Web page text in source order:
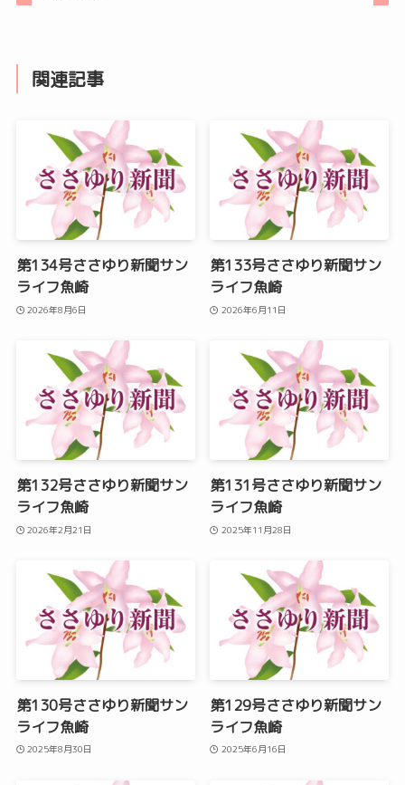
関連記事
第134号ささゆり新聞サン
ライフ魚崎
2026年8月6日
第133号ささゆり新聞サン
ライフ魚崎
2026年6月11日
第132号ささゆり新聞サン
ライフ魚崎
2026年2月21日
第131号ささゆり新聞サン
ライフ魚崎
2025年11月28日
第130号ささゆり新聞サン
ライフ魚崎
2025年8月30日
第129号ささゆり新聞サン
ライフ魚崎
2025年6月16日